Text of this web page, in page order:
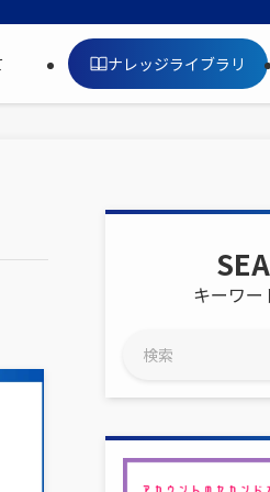
ナレッジライブラリ
キーワー